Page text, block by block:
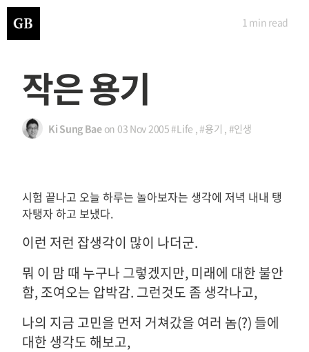
작은 용기
Ki Sung Baeon 03 Nov 2005#Life ,#용기 , #인생
1 min read
시험 끝나고 오늘 하루는 놀아보자는 생각에 저녁 내내 탱
자탱자 하고 보냈다.
이런 저런 잡생각이 많이 나더군.
뭐 이 맘 때 누구나 그렇겠지만, 미래에 대한 불안
함, 조여오는 압박감. 그런것도 좀 생각나고,
나의 지금 고민을 먼저 거쳐갔을 여러 놈(?) 들에
대한 생각도 해보고,